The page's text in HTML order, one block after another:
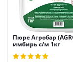
Пюре Агробар
имбирь с/м 1кг